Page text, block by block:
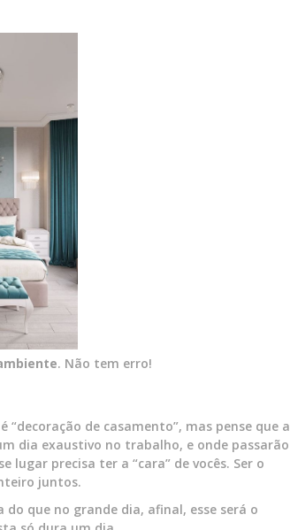
. Não tem erro!
de casamento”, mas pense que a
dia exaustivo no trabalho, e onde passarão
lugar precisa ter a “cara” de vocês. Ser o
juntos.
que no grande dia, afinal, esse será o